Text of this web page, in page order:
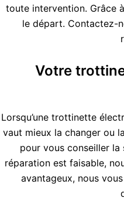
toute intervention. Grâce
le départ. Contactez-
Votre
Lorsqu’une trottinette
vaut mieux la changer ou
pour vous conseiller
réparation est faisable,
avantageux, nous